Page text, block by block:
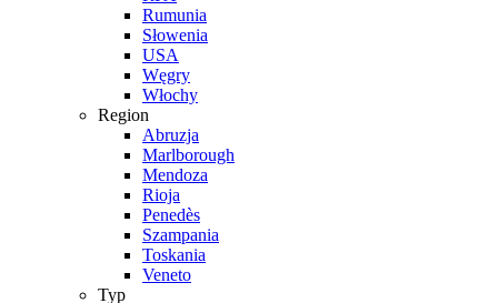
Rumunia
Słowenia
USA
Węgry
Włochy
Region
Abruzja
Marlborough
Mendoza
Rioja
Penedès
Szampania
Toskania
Veneto
Typ